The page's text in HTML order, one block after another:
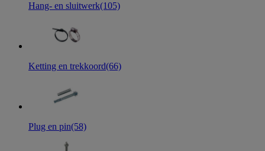
Hang- en sluitwerk(105)
Ketting en trekkoord(66)
Plug en pin(58)